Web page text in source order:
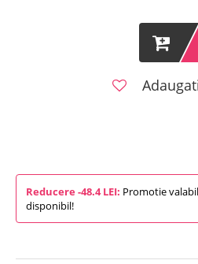
Reducere -48.4 LEI: Promotie
disponibil!